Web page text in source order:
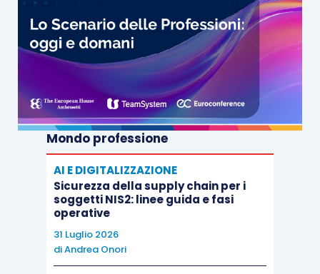
Mondo professione
AI E DIGITALIZZAZIONE
Sicurezza della supply chain per i
soggetti NIS2: linee guida e fasi
operative
31 Luglio 2026
diAndrea Onori